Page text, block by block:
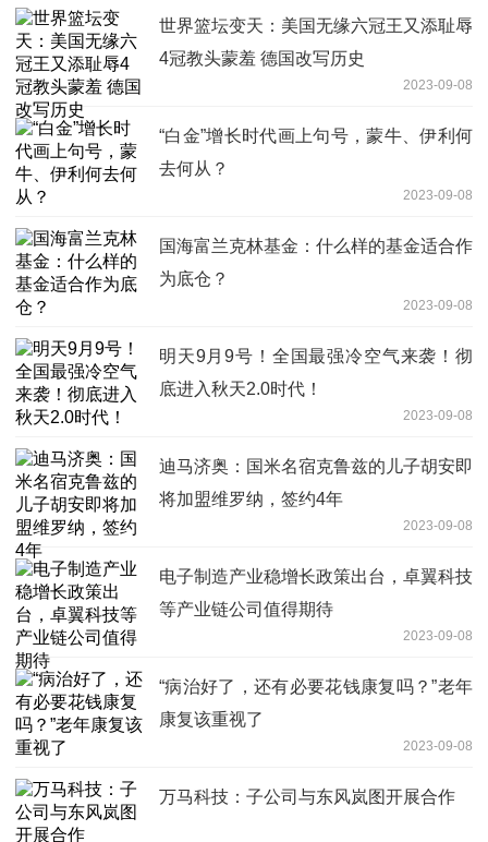
世界篮坛变天：美国无缘六冠王又添耻辱
4冠教头蒙羞 德国改写历史
2023-09-08
“白金”增长时代画上句号，蒙牛、伊利何
去何从？
2023-09-08
国海富兰克林基金：什么样的基金适合作
为底仓？
2023-09-08
明天9月9号！全国最强冷空气来袭！彻
底进入秋天2.0时代！
2023-09-08
迪马济奥：国米名宿克鲁兹的儿子胡安即
将加盟维罗纳，签约4年
2023-09-08
电子制造产业稳增长政策出台，卓翼科技
等产业链公司值得期待
2023-09-08
“病治好了，还有必要花钱康复吗？”老年
康复该重视了
2023-09-08
万马科技：子公司与东风岚图开展合作